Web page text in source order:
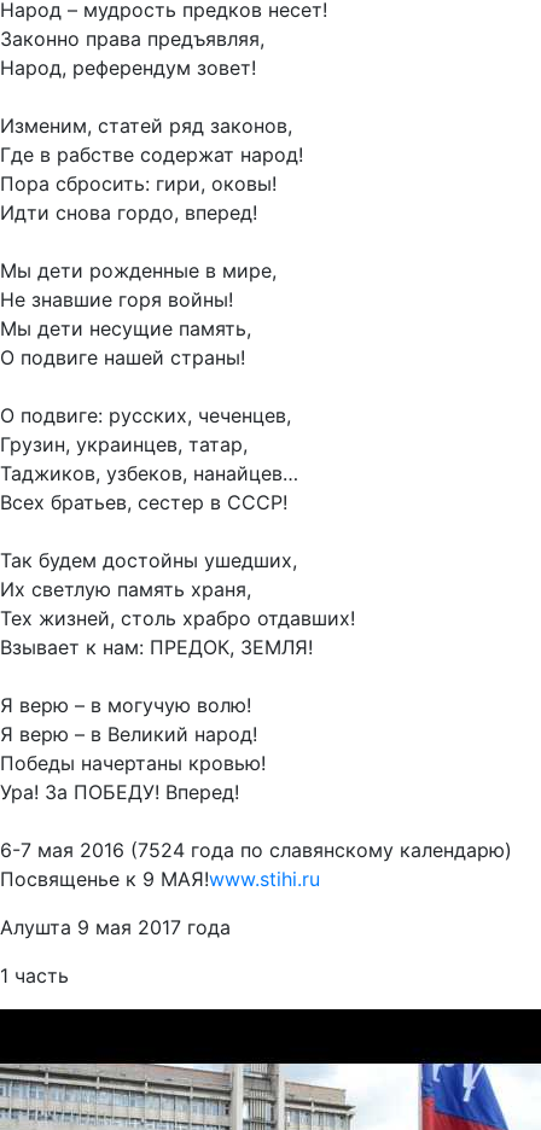
Народ – мудрость предков несет!
Законно права предъявляя,
Народ, референдум зовет!
Изменим, статей ряд законов,
Где в рабстве содержат народ!
Пора сбросить: гири, оковы!
Идти снова гордо, вперед!
Мы дети рожденные в мире,
Не знавшие горя войны!
Мы дети несущие память,
О подвиге нашей страны!
О подвиге: русских, чеченцев,
Грузин, украинцев, татар,
Таджиков, узбеков, нанайцев…
Всех братьев, сестер в СССР!
Так будем достойны ушедших,
Их светлую память храня,
Тех жизней, столь храбро отдавших!
Взывает к нам: ПРЕДОК, ЗЕМЛЯ!
Я верю – в могучую волю!
Я верю – в Великий народ!
Победы начертаны кровью!
Ура! За ПОБЕДУ! Вперед!
6-7 мая 2016 (7524 года по славянскому календарю)
Посвященье к 9 МАЯ!www.stihi.ru
Алушта 9 мая 2017 года
1 часть